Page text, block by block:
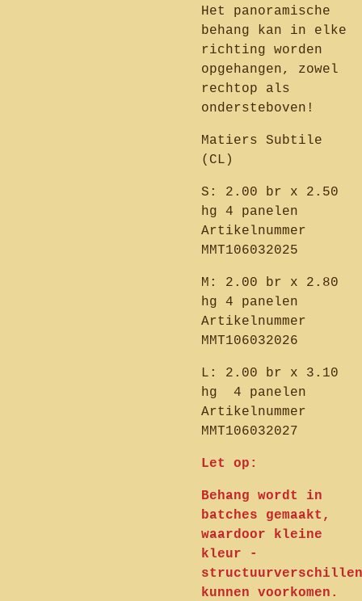
Het panoramische
behang kan in elke
richting worden
opgehangen, zowel
rechtop als
ondersteboven!
Matiers Subtile
(CL)
S: 2.00 br x 2.50
hg 4 panelen
Artikelnummer
MMT106032025
M: 2.00 br x 2.80
hg 4 panelen
Artikelnummer
MMT106032026
L: 2.00 br x 3.10
hg 4 panelen
Artikelnummer
MMT106032027
Let op:
Behang wordt in
batches gemaakt,
waardoor kleine
kleur -
structuurverschillen
kunnen voorkomen.